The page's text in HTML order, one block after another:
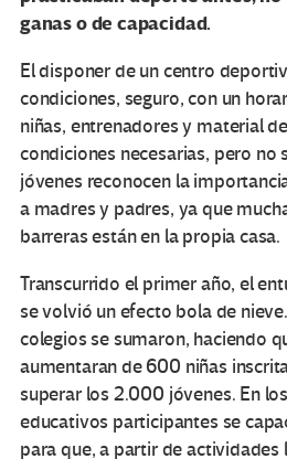
ganas o de capacidad.
El disponer de un centro
condiciones, seguro, con un
niñas, entrenadores y material
condiciones necesarias, pero no
jóvenes reconocen la
a madres y padres, ya que
barreras están en la propia casa.
Transcurrido el primer año, el
se volvió un efecto bola de
colegios se sumaron, haciendo
aumentaran de 600 niñas
superar los 2.000 jóvenes. En
educativos participantes se
para que, a partir de actividades